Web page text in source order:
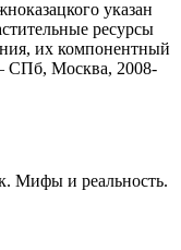
указан
ресурсы
их компонентный
СПб, Москва, 2008-
Мифы и реальность.